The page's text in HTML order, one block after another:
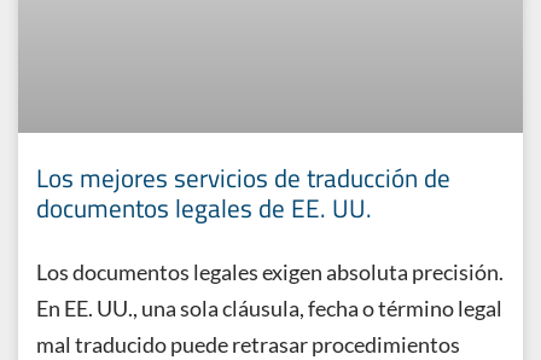
Los mejores servicios de traducción de
documentos legales de EE. UU.
Los documentos legales exigen absoluta precisión.
En EE. UU., una sola cláusula, fecha o término legal
mal traducido puede retrasar procedimientos